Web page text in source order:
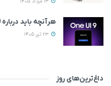
هرآنچه باید درباره One UI 9.0 سامسونگ بدانید
داغ‌ترین‌های روز